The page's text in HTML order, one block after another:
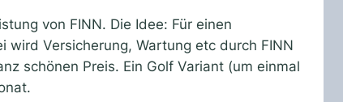
von FINN. Die Idee: Für einen
Versicherung, Wartung etc durch FINN
schönen Preis. Ein Golf Variant (um einmal